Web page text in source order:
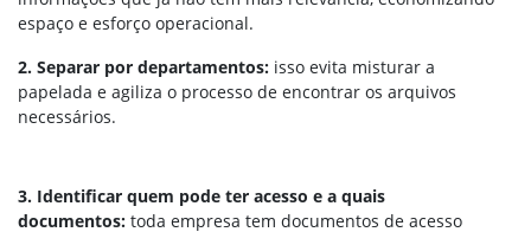
espaço e esforço operacional.
2. Separar por departamentos: isso evita misturar a
papelada e agiliza o processo de encontrar os arquivos
necessários.
3. Identificar quem pode ter acesso e a quais
documentos: toda empresa tem documentos de acesso